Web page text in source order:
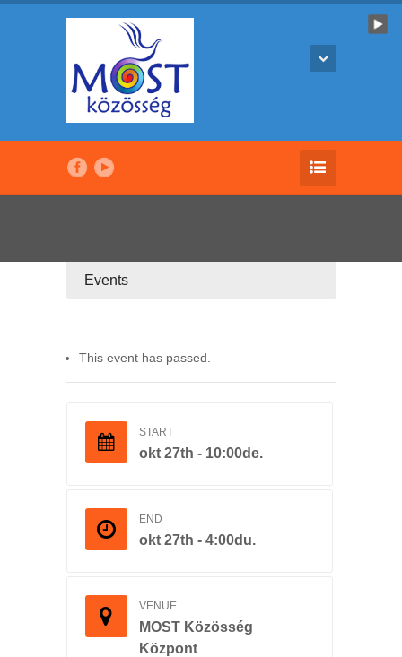
Events
This event has passed.
START
okt 27th - 10:00de.
END
okt 27th - 4:00du.
VENUE
MOST Közösség
Központ